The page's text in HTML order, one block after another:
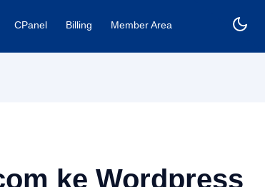
CPanel Billing Member Area
ke Wordpress